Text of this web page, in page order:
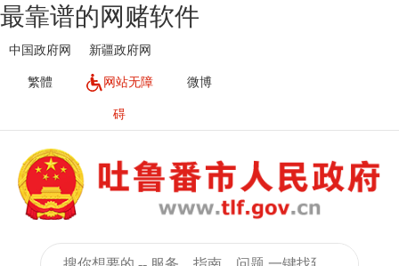
最靠谱的网赌软件
中国政府网 新疆政府网
繁體 网站无障
碍
微博